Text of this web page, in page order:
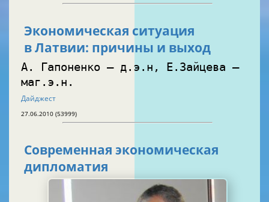
Экономическая ситуация
в Латвии: причины и выход
А. Гапоненко — д.э.н, Е.Зайцева —
маг.э.н.
Дайджест
27.06.2010 (53999)
Современная экономическая
дипломатия